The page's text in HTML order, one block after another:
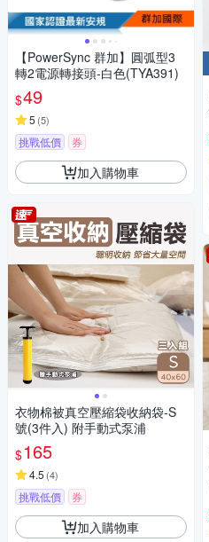
【PowerSync 群加】圓弧型3
轉2電源轉接頭-白色(TYA391)
$49
5 (5)
挑戰低價 券
加入購物車
衣物棉被真空壓縮袋收納袋-S
號(3件入) 附手動式泵浦
$165
4.5 (4)
挑戰低價 券
加入購物車